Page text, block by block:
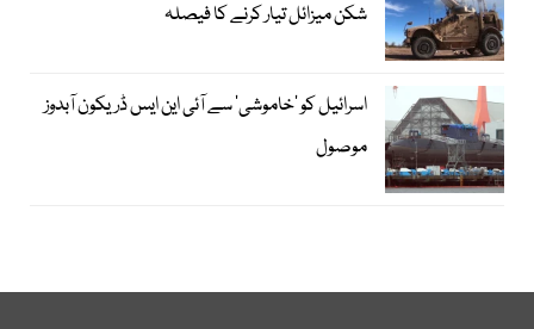
شکن میزائل تیار کرنے کا فیصلہ
اسرائیل کو ’خاموشی‘ سے آئی این ایس ڈریکون آبدوز
موصول